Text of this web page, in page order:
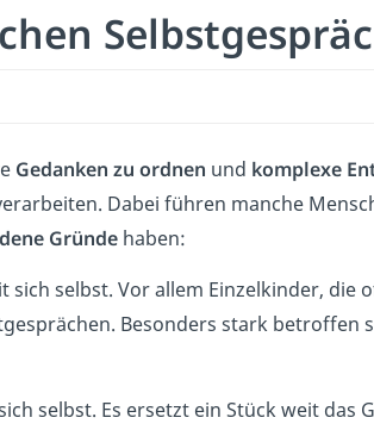
Gedanken zu ordnen und komplexe
Dabei führen manche
Gründe haben:
selbst. Vor allem Einzelkinder, die
Besonders stark betroffen
selbst. Es ersetzt ein Stück weit das